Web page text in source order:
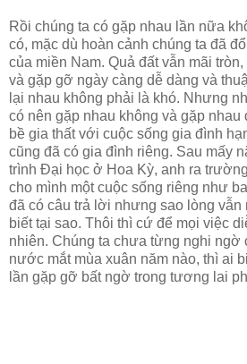
Rồi chúng ta có gặp nhau lần nữa
có, mặc dù hoàn cảnh chúng ta đã
của miền Nam. Quả đất vẫn mãi
và gặp gỡ ngày càng dễ dàng và
lại nhau không phải là khó. Nhưng
có nên gặp nhau không và gặp nhau
bề gia thất với cuộc sống gia đình
cũng đã có gia đình riêng. Sau mấy
trình Đại học ở Hoa Kỳ, anh ra
cho mình một cuộc sống riêng như
đã có câu trả lời nhưng sao lòng vẫn
biết tại sao. Thôi thì cứ để mọi việc
nhiên. Chúng ta chưa từng nghi ngờ
nước mắt mùa xuân năm nào, thì ai
lần gặp gỡ bất ngờ trong tương lai